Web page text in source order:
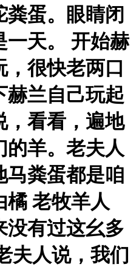
蛋。眼睛闭
一天。 开始赫
很快老两口
赫兰自己玩起
，看看，遍地
的羊。老夫人
马粪蛋都是咱
橘 老牧羊人
没有过这幺多
夫人说，我们